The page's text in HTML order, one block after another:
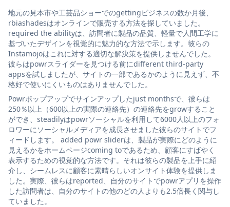
地元の見本市や工芸品ショーでのgettingビジネスの数か月後、
rbiashadesはオンラインで販売する方法を探していました。
required the abilityは、訪問者に製品の品質、軽量で人間工学に
基づいたデザインを視覚的に魅力的な方法で示します。彼らの
Instamojoはこれに対する適切な解決策を提供しませんでした。
彼らはpowrスライダーを見つける前にdifferent third-party
appsを試しましたが、サイトの一部であるかのように見えず、不
格好で使いにくいものはありませんでした。
Powrポップアップでサインアップしたjust monthsで、彼らは
250％以上（600以上の実際の連絡先）の連絡先をgrowすること
ができ、steadilyはpowrソーシャルを利用して6000人以上のフォ
ロワーにソーシャルメディアを成長させました彼らのサイトでフ
ィードします。 added powr sliderは、製品が実際にどのように
見えるかをホームページcoming toであるため、顧客にすばやく
表示するための視覚的な方法です。それは彼らの製品を上手に紹
介し、シームレスに顧客に素晴らしいオンサイト体験を提供しま
した。実際、彼らはreported、自分のサイトでpowrアプリを操作
した訪問者は、自分のサイトの他のどの人よりも2.5倍長く関与し
ていました。